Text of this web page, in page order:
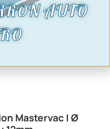
Mastervac | Ø
AUTO